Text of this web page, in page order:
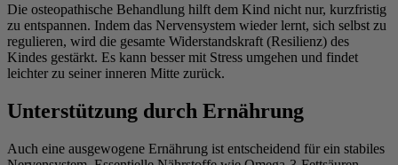
Die osteopathische Behandlung hilft dem Kind nicht nur, kurzfristig
zu entspannen. Indem das Nervensystem wieder lernt, sich selbst zu
regulieren, wird die gesamte Widerstandskraft (Resilienz) des
Kindes gestärkt. Es kann besser mit Stress umgehen und findet
leichter zu seiner inneren Mitte zurück.
Unterstützung durch Ernährung
Auch eine ausgewogene Ernährung ist entscheidend für ein stabiles